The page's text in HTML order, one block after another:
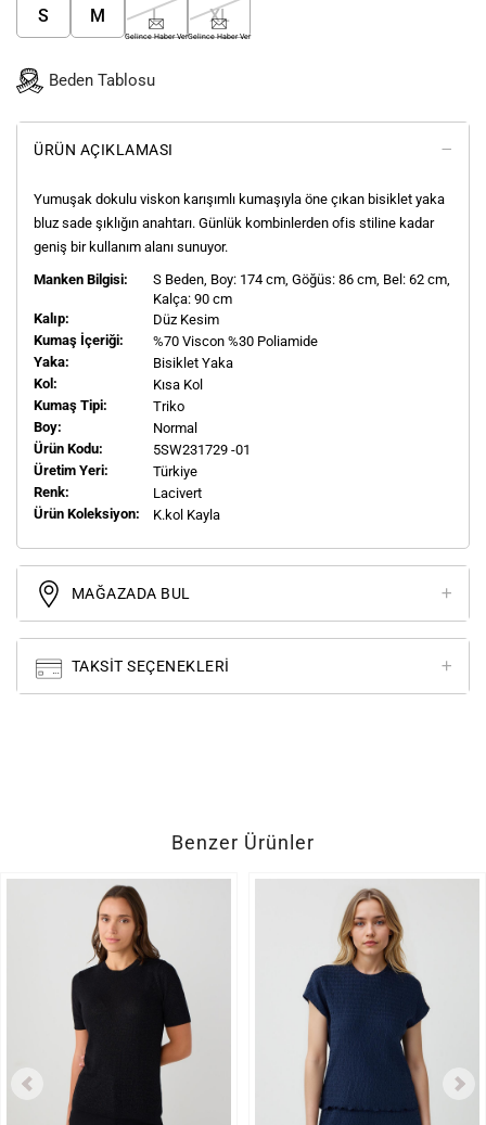
S M L
Gelince Haber Ver
XL
Gelince Haber Ver
Beden Tablosu
ÜRÜN AÇIKLAMASI
Yumuşak dokulu viskon karışımlı kumaşıyla öne çıkan bisiklet yaka
bluz sade şıklığın anahtarı. Günlük kombinlerden ofis stiline kadar
geniş bir kullanım alanı sunuyor.
Manken Bilgisi:
S Beden, Boy: 174 cm, Göğüs: 86 cm, Bel: 62 cm,
Kalça: 90 cm
Kalıp:
Düz Kesim
Kumaş İçeriği:
%70 Viscon %30 Poliamide
Yaka:
Bisiklet Yaka
Kol:
Kısa Kol
Kumaş Tipi:
Triko
Boy:
Normal
Ürün Kodu:
5SW231729 -01
Üretim Yeri:
Türkiye
Renk:
Lacivert
Ürün Koleksiyon:
K.kol Kayla
MAĞAZADA BUL
TAKSIT SEÇENEKLERI
Benzer Ürünler